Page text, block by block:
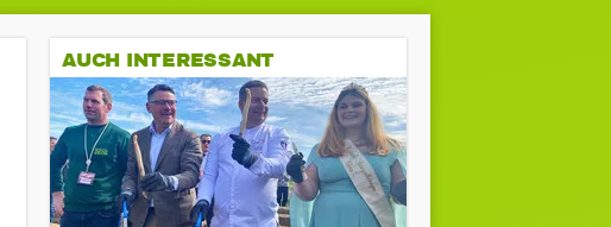
AUCH INTERESSANT